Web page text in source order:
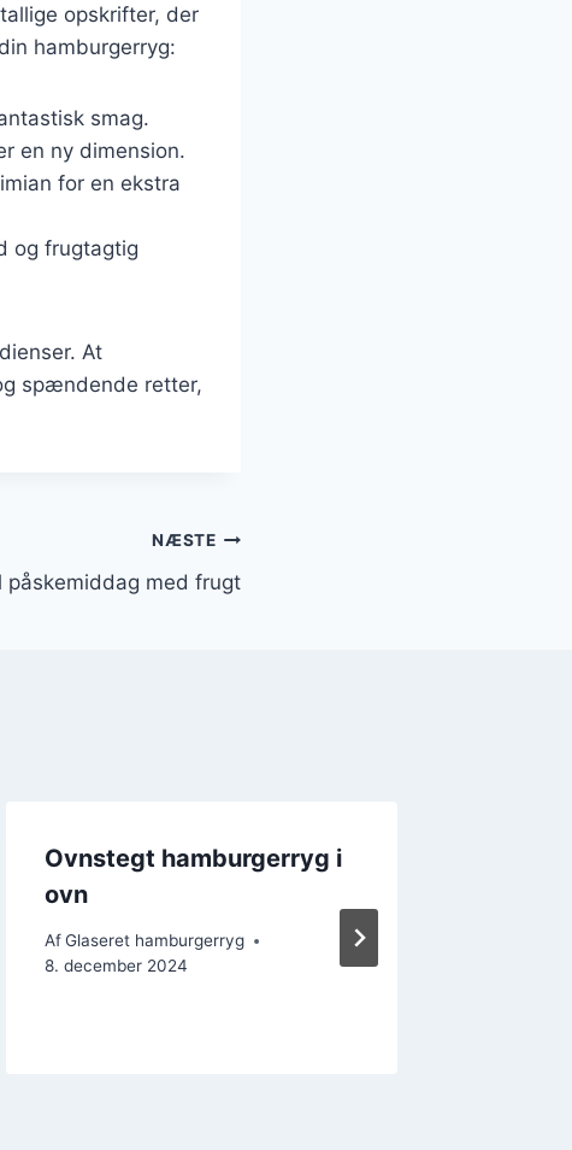
opskrifter, der
hamburgerryg:
smag.
en ny dimension.
for en ekstra
og frugtagtig
At
spændende retter,
NÆSTE
påskemiddag med frugt
Ovnstegt hamburgerryg i
ovn
Af Glaseret hamburgerryg
8. december 2024